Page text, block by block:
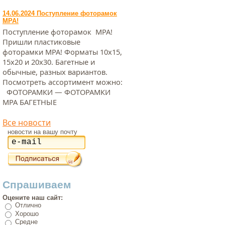
14.06.2024 Поступление фоторамок
МРА!
Поступление фоторамок МРА!
Пришли пластиковые
фоторамки МРА! Форматы 10х15,
15х20 и 20х30. Багетные и
обычные, разных вариантов.
Посмотреть ассортимент можно:
ФОТОРАМКИ — ФОТОРАМКИ
МРА БАГЕТНЫЕ
Все новости
новости на вашу почту
Спрашиваем
Оцените наш сайт:
Отлично
Хорошо
Средне